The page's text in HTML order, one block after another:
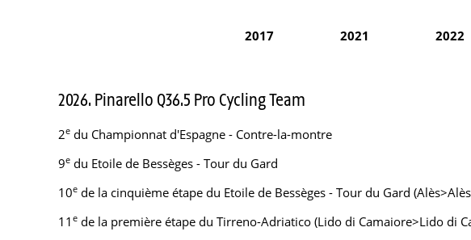
2017 2021 2022
2026. Pinarello Q36.5 Pro Cycling Team
2e du Championnat d'Espagne - Contre-la-montre
9e du Etoile de Bessèges - Tour du Gard
10e de la cinquième étape du Etoile de Bessèges - Tour du Gard
11 e de la première étape du Tirreno-Adriatico (Lido di Camaiore>Lido di